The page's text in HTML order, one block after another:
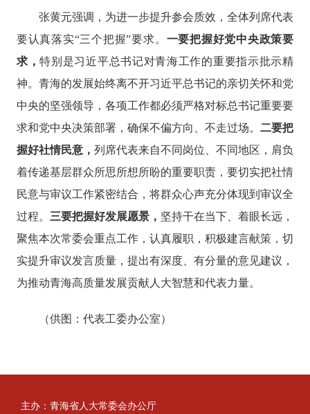
张黄元强调，为进一步提升参会质效，全体列席代表
要认真落实“三个把握”要求。 一要把握好党中央政策要
求，特别是习近平总书记对青海工作的重要指示批示精
神。青海的发展始终离不开习近平总书记的亲切关怀和党
中央的坚强领导，各项工作都必须严格对标总书记重要要
求和党中央决策部署，确保不偏方向、不走过场。二要把
握好社情民意， 列席代表来自不同岗位、不同地区，肩负
着传递基层群众所思所想所盼的重要职责，要切实把社情
民意与审议工作紧密结合，将群众心声充分体现到审议全
过程。 三要把握好发展愿景， 坚持干在当下、着眼长远，
聚焦本次常委会重点工作，认真履职，积极建言献策，切
实提升审议发言质量，提出有深度、有分量的意见建议，
为推动青海高质量发展贡献人大智慧和代表力量。
（供图：代表工委办公室）
主办：青海省人大常委会办公厅